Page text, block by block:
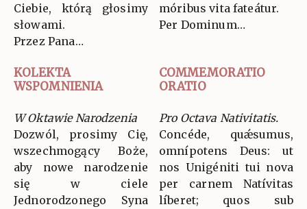
Ciebie, którą głosimy
słowami.
Przez Pana…
móribus vita fateátur.
Per Dominum…
KOLEKTA
WSPOMNIENIA
COMMEMORATIO
ORATIO
W Oktawie Narodzenia
Dozwól, prosimy Cię,
wszechmogący Boże,
aby nowe narodzenie
się w ciele
Jednorodzonego Syna
Pro Octava Nativitatis.
Concéde, quǽsumus,
omnípotens Deus: ut
nos Unigéniti tui nova
per carnem Natívitas
líberet; quos sub